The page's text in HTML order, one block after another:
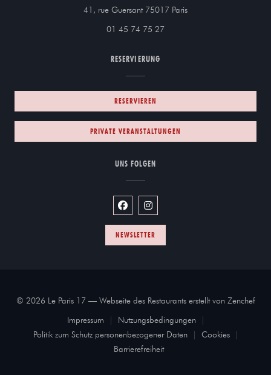
41, rue Guersant 75017 Paris((öffnet ein neues
01 45 74 75 27
RESERVIERUNG
RESERVIEREN
PRIVATE VERANSTALTUNGEN
UNS FOLGEN
Facebook ((öffnet ein neues Fenster))
Instagram ((öffnet ein neues
NEWSLETTER
© 2026 Le Paris 17 — Webseite des Restaurants erstellt von Zenchef
Impressum
((öffnet ein neues Fenster))
Nutzungsbedingungen
((öffnet ein neues Fenster))
Politik zum Schutz personenbezogener Daten
((öffnet ein neues Fenster))
Cookies
((öffnet ein
Barrierefreiheit